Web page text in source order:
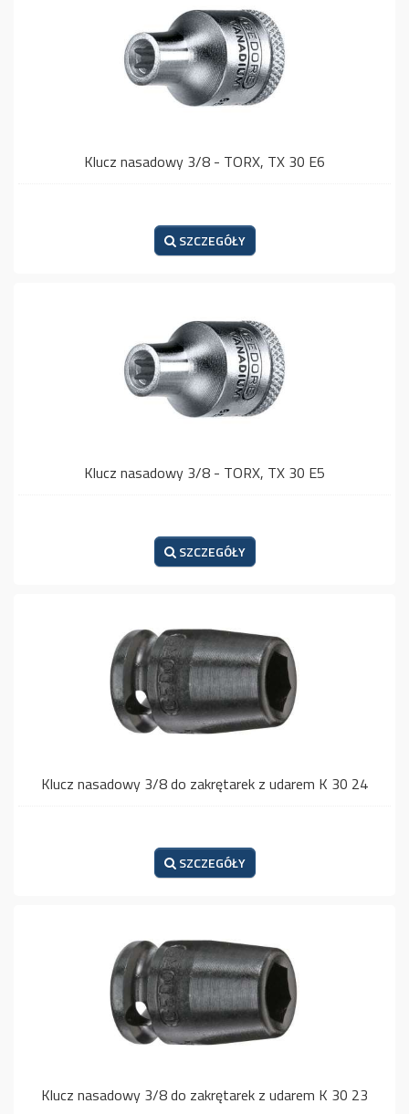
Klucz nasadowy 3/8 - TORX, TX 30 E6
SZCZEGÓŁY
Klucz nasadowy 3/8 - TORX, TX 30 E5
SZCZEGÓŁY
Klucz nasadowy 3/8 do zakrętarek z udarem K 30 24
SZCZEGÓŁY
Klucz nasadowy 3/8 do zakrętarek z udarem K 30 23